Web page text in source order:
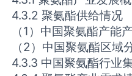
4.3.2 聚氨酯供给情况
（1）中国聚氨酯产能
（2）中国聚氨酯区域
4.3.3 中国聚氨酯行业